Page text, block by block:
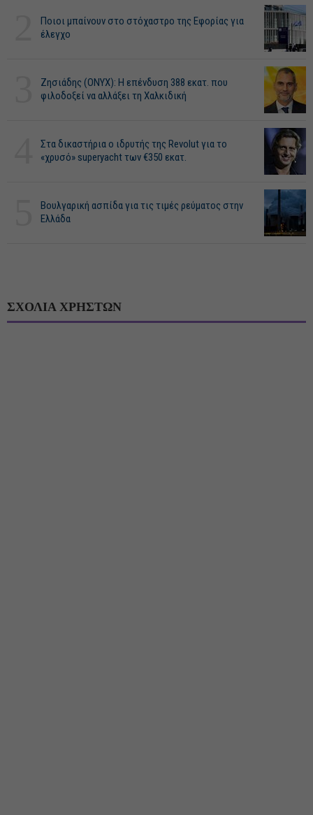
Ποιοι μπαίνουν στο στόχαστρο της Εφορίας για
έλεγχο
Ζησιάδης (ONYX): Η επένδυση 388 εκατ. που
φιλοδοξεί να αλλάξει τη Χαλκιδική
Στα δικαστήρια ο ιδρυτής της Revolut για το
«χρυσό» superyacht των €350 εκατ.
Βουλγαρική ασπίδα για τις τιμές ρεύματος στην
Ελλάδα
ΣΧΟΛΙΑ ΧΡΗΣΤΩΝ